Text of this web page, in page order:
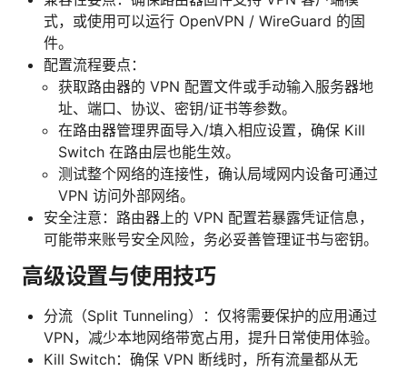
式，或使用可以运行 OpenVPN / WireGuard 的固
件。
配置流程要点：
获取路由器的 VPN 配置文件或手动输入服务器地
址、端口、协议、密钥/证书等参数。
在路由器管理界面导入/填入相应设置，确保 Kill
Switch 在路由层也能生效。
测试整个网络的连接性，确认局域网内设备可通过
VPN 访问外部网络。
安全注意：路由器上的 VPN 配置若暴露凭证信息，
可能带来账号安全风险，务必妥善管理证书与密钥。
高级设置与使用技巧
分流（Split Tunneling）：仅将需要保护的应用通过
VPN，减少本地网络带宽占用，提升日常使用体验。
Kill Switch：确保 VPN 断线时，所有流量都从无